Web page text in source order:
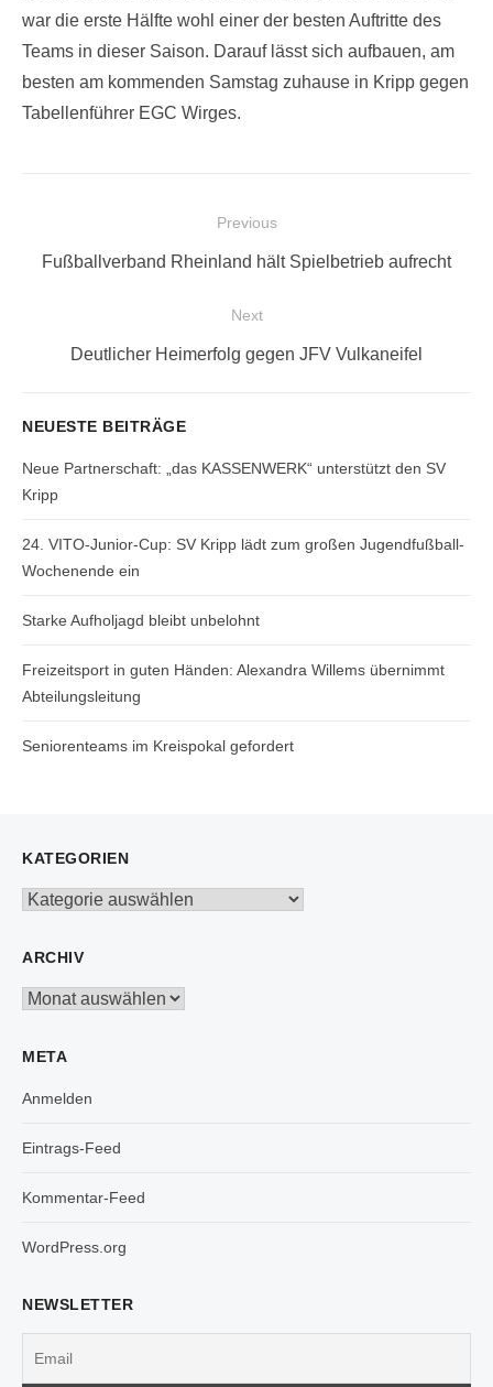
war die erste Hälfte wohl einer der besten Auftritte des
Teams in dieser Saison. Darauf lässt sich aufbauen, am
besten am kommenden Samstag zuhause in Kripp gegen
Tabellenführer EGC Wirges.
Beitragsnavigation
Previous
Previous
Fußballverband Rheinland hält Spielbetrieb aufrecht
Next
Next
Deutlicher Heimerfolg gegen JFV Vulkaneifel
NEUESTE BEITRÄGE
Neue Partnerschaft: „das KASSENWERK“ unterstützt den SV
Kripp
24. VITO-Junior-Cup: SV Kripp lädt zum großen Jugendfußball-
Wochenende ein
Starke Aufholjagd bleibt unbelohnt
Freizeitsport in guten Händen: Alexandra Willems übernimmt
Abteilungsleitung
Seniorenteams im Kreispokal gefordert
KATEGORIEN
Kategorien
ARCHIV
Archiv
META
Anmelden
Eintrags-Feed
Kommentar-Feed
WordPress.org
NEWSLETTER